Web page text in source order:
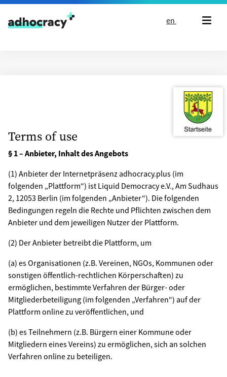
Skip to content
en
Terms of use
§ 1 – Anbieter, Inhalt des Angebots
(1) Anbieter der Internetpräsenz adhocracy.plus (im
folgenden „Plattform“) ist Liquid Democracy e.V., Am Sudhaus
2, 12053 Berlin (im folgenden „Anbie­ter“). Die folgenden
Bedingungen regeln die Rechte und Pflichten zwischen dem
Anbieter und dem jeweiligen Nutzer der Plattform.
(2) Der Anbieter betreibt die Plattform, um
(a) es Organisationen (z.B. Vereinen, NGOs, Kommunen oder
sonstigen öffentlich-rechtlichen Körperschaften) zu
ermöglichen, bestimmte Verfahren der Bürger- oder
Mitgliederbeteiligung (im folgenden „Verfahren“) auf der
Plattform online zu veröffentlichen, und
(b) es Teilnehmern (z.B. Bürgern einer Kommune oder
Mitgliedern eines Vereins) zu ermöglichen, sich an solchen
Verfahren online zu beteiligen.